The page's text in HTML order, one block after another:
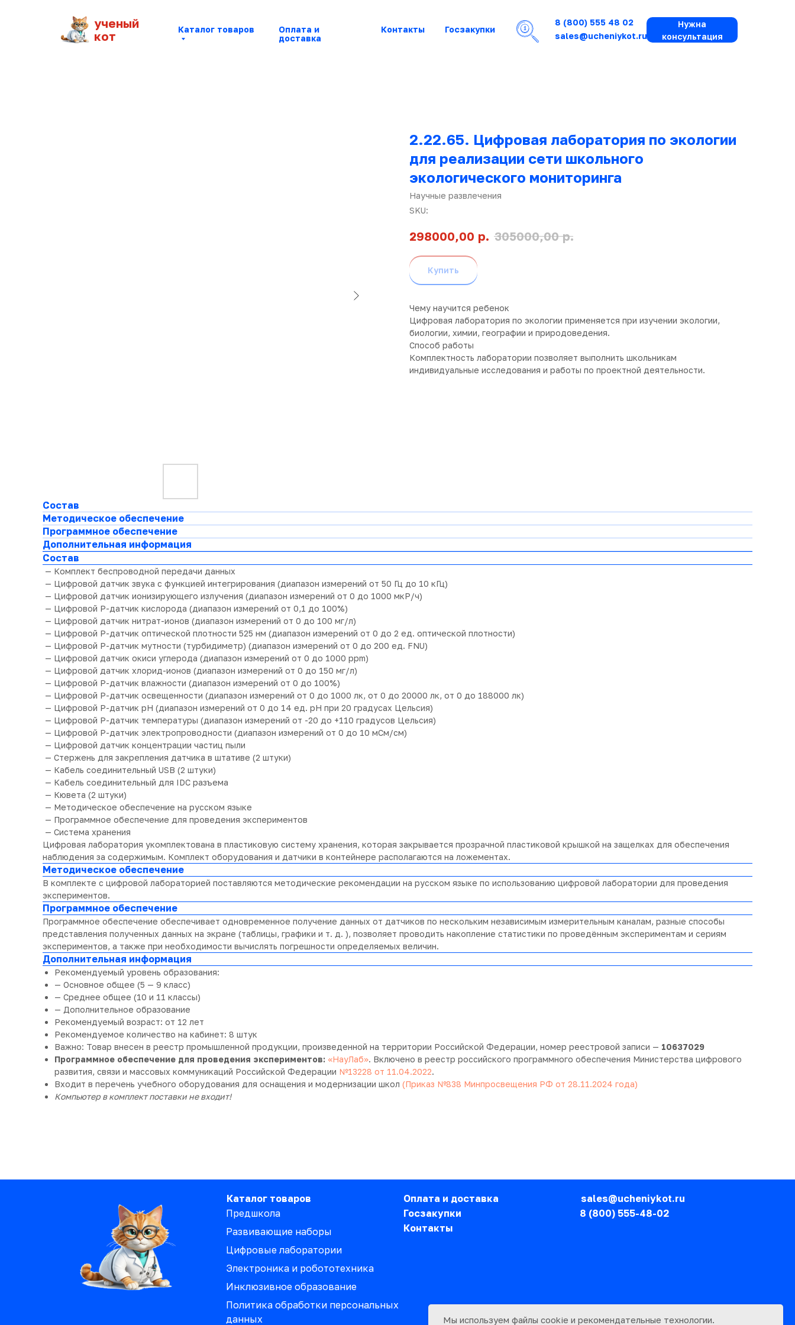
Каталог товаров
Оплата и
доставка
Контакты Госзакупки
8 (800) 555 48 02
sales@ucheniykot.ru
Нужна
консультация
ученый
кот
2.22.65. Цифровая лаборатория по экологии
для реализации сети школьного
экологического мониторинга
Научные развлечения
SKU:
298000,00 р. 305000,00 р.
Купить
Чему научится ребенок
Цифровая лаборатория по экологии применяется при изучении экологии,
биологии, химии, географии и природоведения.
Способ работы
Комплектность лаборатории позволяет выполнить школьникам
индивидуальные исследования и работы по проектной деятельности.
Состав
Методическое обеспечение
Программное обеспечение
Дополнительная информация
Состав
— Комплект беспроводной передачи данных
— Цифровой датчик звука с функцией интегрирования (диапазон измерений от 50 Гц до 10 кГц)
— Цифровой датчик ионизирующего излучения (диапазон измерений от 0 до 1000 мкР/ч)
— Цифровой Р-датчик кислорода (диапазон измерений от 0,1 до 100%)
— Цифровой датчик нитрат-ионов (диапазон измерений от 0 до 100 мг/л)
— Цифровой Р-датчик оптической плотности 525 нм (диапазон измерений от 0 до 2 ед. оптической плотности)
— Цифровой Р-датчик мутности (турбидиметр) (диапазон измерений от 0 до 200 ед. FNU)
— Цифровой датчик окиси углерода (диапазон измерений от 0 до 1000 ppm)
— Цифровой датчик хлорид-ионов (диапазон измерений от 0 до 150 мг/л)
— Цифровой Р-датчик влажности (диапазон измерений от 0 до 100%)
— Цифровой Р-датчик освещенности (диапазон измерений от 0 до 1000 лк, от 0 до 20000 лк, от 0 до 188000 лк)
— Цифровой Р-датчик рН (диапазон измерений от 0 до 14 ед. pH при 20 градусах Цельсия)
— Цифровой Р-датчик температуры (диапазон измерений от -20 до +110 градусов Цельсия)
— Цифровой Р-датчик электропроводности (диапазон измерений от 0 до 10 мСм/см)
— Цифровой датчик концентрации частиц пыли
— Стержень для закрепления датчика в штативе (2 штуки)
— Кабель соединительный USB (2 штуки)
— Кабель соединительный для IDC разъема
— Кювета (2 штуки)
— Методическое обеспечение на русском языке
— Программное обеспечение для проведения экспериментов
— Система хранения
Цифровая лаборатория укомплектована в пластиковую систему хранения, которая закрывается прозрачной пластиковой крышкой на защелках для обеспечения
наблюдения за содержимым. Комплект оборудования и датчики в контейнере располагаются на ложементах.
Методическое обеспечение
В комплекте с цифровой лабораторией поставляются методические рекомендации на русском языке по использованию цифровой лаборатории для проведения
экспериментов.
Программное обеспечение
Программное обеспечение обеспечивает одновременное получение данных от датчиков по нескольким независимым измерительным каналам, разные способы
представления полученных данных на экране (таблицы, графики и т. д. ), позволяет проводить накопление статистики по проведённым экспериментам и сериям
экспериментов, а также при необходимости вычислять погрешности определяемых величин.
Дополнительная информация
Рекомендуемый уровень образования:
— Основное общее (5 — 9 класс)
— Среднее общее (10 и 11 классы)
— Дополнительное образование
Рекомендуемый возраст: от 12 лет
Рекомендуемое количество на кабинет: 8 штук
Важно: Товар внесен в реестр промышленной продукции, произведенной на территории Российской Федерации, номер реестровой записи — 10637029
Программное обеспечение для проведения экспериментов: «НауЛаб». Включено в реестр российского программного обеспечения Министерства цифрового
развития, связи и массовых коммуникаций Российской Федерации №13228 от 11.04.2022.
Входит в перечень учебного оборудования для оснащения и модернизации школ (Приказ №838 Минпросвещения РФ от 28.11.2024 года)
Компьютер в комплект поставки не входит!
Каталог товаров
Оплата и доставка
Госзакупки
Контакты
sales@ucheniykot.ru
8 (800) 555-48-02
Предшкола
Развивающие наборы
Цифровые лаборатории
Электроника и робототехника
Инклюзивное образование
Политика обработки персональных
данных
Мы используем файлы cookie и рекомендательные технологии.